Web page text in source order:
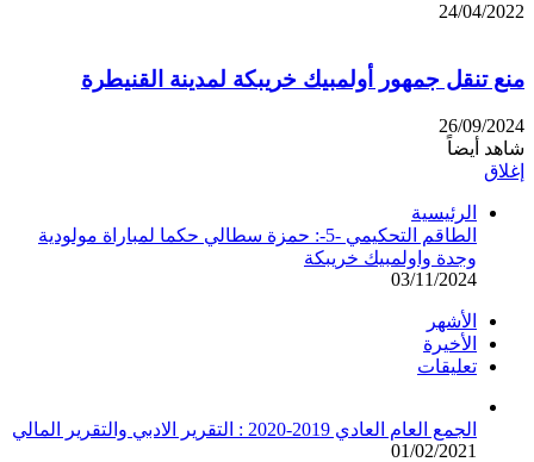
24/04/2022
منع تنقل جمهور أولمبيك خريبكة لمدينة القنيطرة
26/09/2024
شاهد أيضاً
إغلاق
الرئيسية
الطاقم التحكيمي -5-: حمزة سطالي حكما لمباراة مولودية
وجدة واولمبيك خريبكة
03/11/2024
الأشهر
الأخيرة
تعليقات
الجمع العام العادي 2019-2020 : التقرير الادبي والتقرير المالي
01/02/2021